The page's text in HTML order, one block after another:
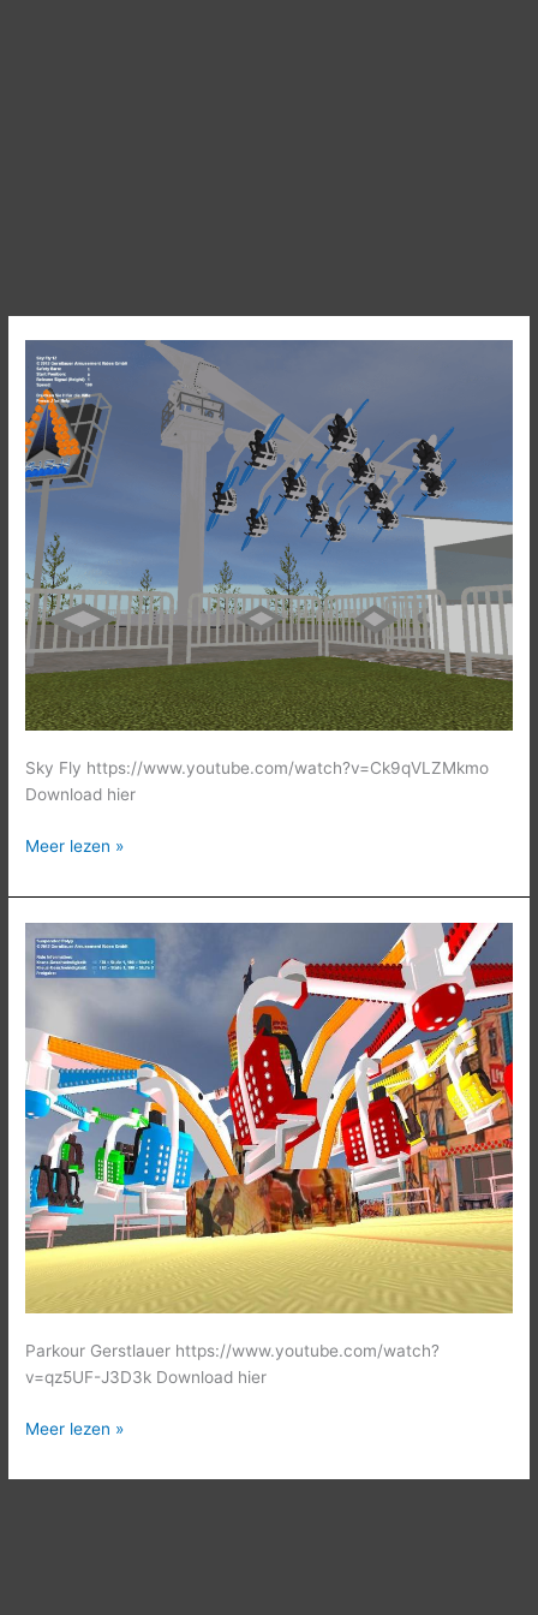
Sky Fly https://www.youtube.com/watch?v=Ck9qVLZMkmo
Download hier
Sky
Fly
Meer lezen »
Parkour Gerstlauer https://www.youtube.com/watch?
v=qz5UF-J3D3k Download hier
Parkour
Meer lezen »